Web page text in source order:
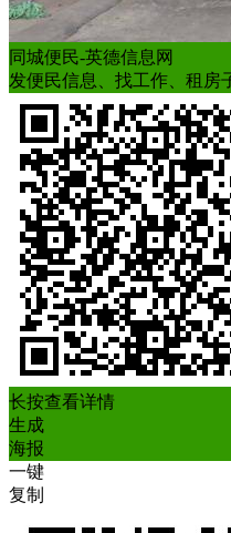
同城便民-英德信息网
发便民信息、找工作、租房
长按查看详情
生成
海报
一键
复制